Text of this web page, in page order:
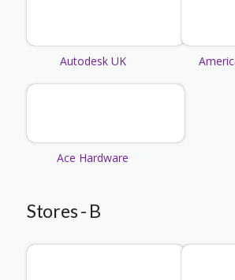
Autodesk UK
Ace Hardware
Stores - B